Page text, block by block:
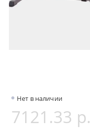
Нет в наличии
7121.33 р.